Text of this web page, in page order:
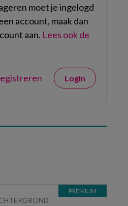
moet je ingelogd
account, maak dan
aan. Lees ook de
Login